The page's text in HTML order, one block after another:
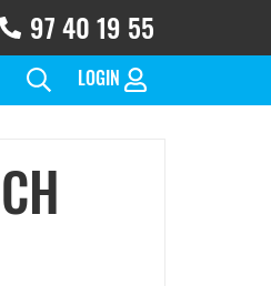
97 40 19 55
LOGIN